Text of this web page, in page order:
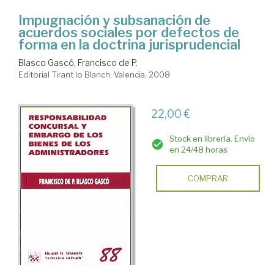
Impugnación y subsanación de
acuerdos sociales por defectos de
forma en la doctrina jurisprudencial
Blasco Gascó, Francisco de P.
Editorial Tirant lo Blanch. Valencia, 2008
22,00 €
Stock en librería. Envío
en 24/48 horas
COMPRAR